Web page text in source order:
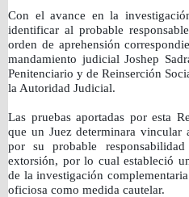
Con el avance en la
identificar al probable
orden de aprehensión
mandamiento judicial Joshep
Penitenciario y de Reinserción
la Autoridad Judicial.
Las pruebas aportadas por esta
que un Juez determinara vincular
por su probable
extorsión, por lo cual estableció
de la investigación
oficiosa como medida cautelar.